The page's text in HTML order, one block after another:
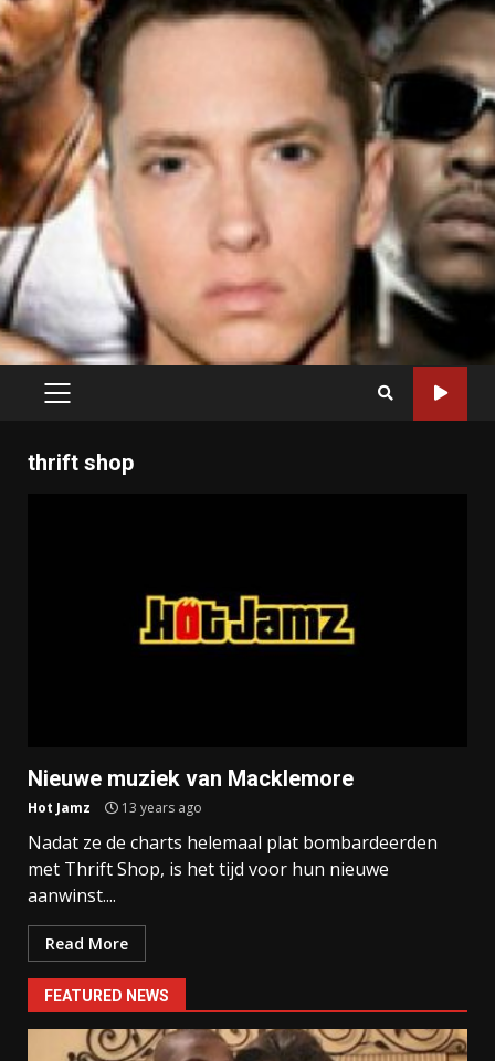
PRIMARY
thrift shop
Nieuwe muziek van Macklemore
Hot Jamz 13 years ago
Nadat ze de charts helemaal plat bombardeerden
met Thrift Shop, is het tijd voor hun nieuwe
aanwinst....
Read More
FEATURED NEWS